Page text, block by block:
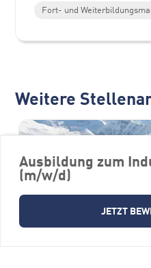
Ausbildung zum
(m/w/d)
JETZT
Fort- und
Weitere